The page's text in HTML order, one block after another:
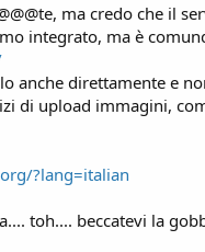
ma credo che il
integrato, ma è
anche direttamente e
di upload immagini,
?lang=italian
toh.... beccatevi la